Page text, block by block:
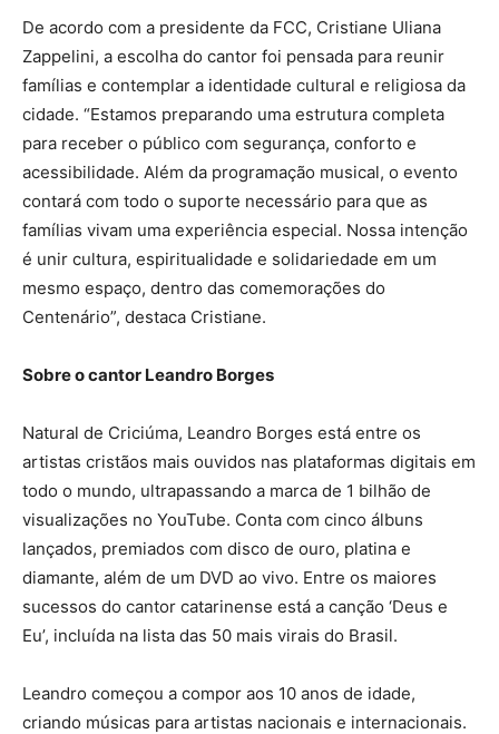
De acordo com a presidente da FCC, Cristiane Uliana
Zappelini, a escolha do cantor foi pensada para reunir
famílias e contemplar a identidade cultural e religiosa da
cidade. “Estamos preparando uma estrutura completa
para receber o público com segurança, conforto e
acessibilidade. Além da programação musical, o evento
contará com todo o suporte necessário para que as
famílias vivam uma experiência especial. Nossa intenção
é unir cultura, espiritualidade e solidariedade em um
mesmo espaço, dentro das comemorações do
Centenário”, destaca Cristiane.
Sobre o cantor Leandro Borges
Natural de Criciúma, Leandro Borges está entre os
artistas cristãos mais ouvidos nas plataformas digitais em
todo o mundo, ultrapassando a marca de 1 bilhão de
visualizações no YouTube. Conta com cinco álbuns
lançados, premiados com disco de ouro, platina e
diamante, além de um DVD ao vivo. Entre os maiores
sucessos do cantor catarinense está a canção ‘Deus e
Eu’, incluída na lista das 50 mais virais do Brasil.
Leandro começou a compor aos 10 anos de idade,
criando músicas para artistas nacionais e internacionais.